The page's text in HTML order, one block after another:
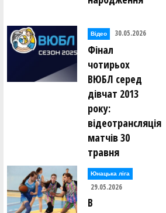
Відео 30.05.2026
Фінал
чотирьох
ВЮБЛ серед
дівчат 2013
року:
відеотрансляція
матчів 30
травня
Юнацька ліга
29.05.2026
В